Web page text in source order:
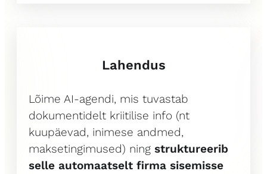
Lahendus
Lõime AI-agendi, mis tuvastab
dokumentidelt kriitilise info (nt
kuupäevad, inimese andmed,
maksetingimused) ning struktureerib
selle automaatselt firma sisemisse